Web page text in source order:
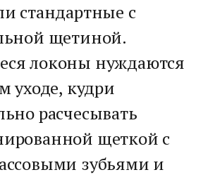
стандартные с
щетиной.
локоны нуждаются
уходе, кудри
расчесывать
щеткой с
зубьями и